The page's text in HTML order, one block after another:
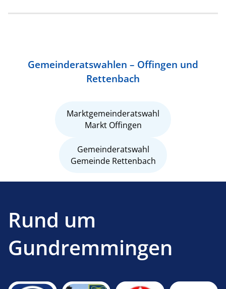
Gemeinderatswahlen – Offingen und
Rettenbach
Marktgemeinderatswahl
Markt Offingen
Gemeinderatswahl
Gemeinde Rettenbach
Rund um
Gundremmingen